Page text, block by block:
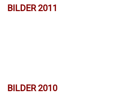
BILDER 2011
BILDER 2010